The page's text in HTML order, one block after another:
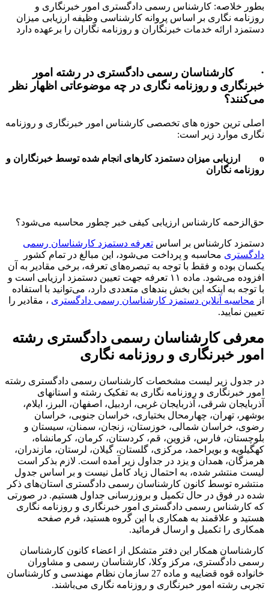
بطور خلاصه: کارشناس رسمی دادگستری امور خبرنگاری و
روزنامه نگاری بر اساس پروانه کارشناسی وظیفه ارزیابی میزان
دستمزد ارائه خدمات خبرنگاران و روزنامه نگاران را برعهده دارد
· کارشناسان رسمی دادگستری در رشته امور
خبرنگاری و روزنامه نگاری در چه موضوعاتی اظهار نظر
می‌کنند؟
اصلی ترین حوزه های تخصصی کارشناس امور خبرنگاری و روزنامه
نگاری موارد زیر است:
o ارزیابی میزان دستمزد کارهای انجام شده توسط خبرنگاران و
روزنامه نگاران
حق‌الزحمه کارشناس ارزیابی کیفی خبر چطور محاسبه می‌شود؟
دستمزد کارشناس بر اساس تعرفه دستمزد کارشناسان رسمی
دادگستری محاسبه و پرداخت می‌شود، این مبالغ در تمام کشور
یکسان بوده و فقط با توجه به تبصره‌های تعرفه، برخی مقادیر به آن
افزوده می‌شود. ماده ۱۱ تعرفه جهت تعیین دستمزد ارزیابی است و
با توجه به اینکه این بخش بندهای متعددی دارد، می‌توانید با استفاده
از محاسبه آنلاین دستمزد کارشناسان رسمی دادگستری ، مقادیر را
تعیین نمایید.
معرفی کارشناسان رسمی دادگستری رشته
امور خبرنگاری و روزنامه نگاری
در جدول زیر لیست مشخصات کارشناسان رسمی دادگستری رشته
امور خبرنگاری و روزنامه نگاری به تفکیک رشته و استانهای
آذربایجان شرقی، آذربایجان غربی، اردبیل، اصفهان، البرز، ایلام،
بوشهر، تهران، چهارمحال بختیاری، خراسان جنوبی، خراسان
رضوی، خراسان شمالی، خوزستان، زنجان، سمنان، سیستان و
بلوچستان، فارس، قزوین، قم، کردستان، کرمان، کرمانشاه،
کهگیلویه و بویراحمد، مرکزی، گلستان، گیلان، لرستان، مازندران،
هرمزگان، همدان و یزد در جداول زیر آمده است. لازم بذکر است
لیست منتشر شده، به احتمال زیاد کامل نیست و بر اساس جدول
منتشره توسط کانون کارشناسان رسمی دادگستری استان‌های ذکر
شده در فوق در حال تکمیل و بروزرسانی جداول هستیم. در صورتی
که کارشناس رسمی دادگستری امور خبرنگاری و روزنامه نگاری
هستید و علاقمند به همکاری با این گروه هستید، فرم صفحه
همکاری را تکمیل و ارسال فرمائید.
کارشناسان همکار این دفتر متشکل از اعضاء کانون کارشناسان
رسمی دادگستری، مرکز وکلا، کارشناسان رسمی و مشاوران
خانواده قوه قضاییه و ماده 27 سازمان نظام مهندسی و کارشناسان
تجربی رشته امور خبرنگاری و روزنامه نگاری می‌باشند.